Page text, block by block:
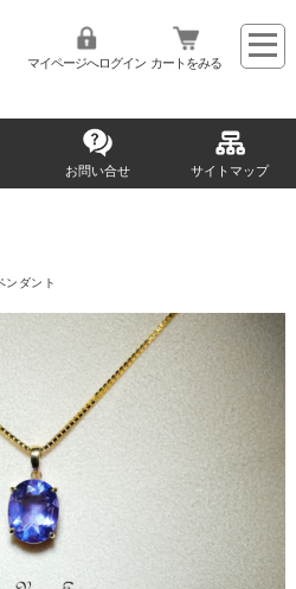
マイページへログイン カートをみる
お問い合せ サイトマップ
ンダント